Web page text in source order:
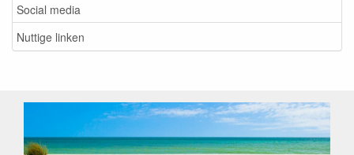
Social media
Nuttige linken